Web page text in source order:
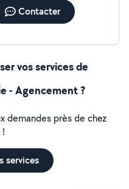
Contacter
vos services de
- Agencement ?
demandes près de chez
services